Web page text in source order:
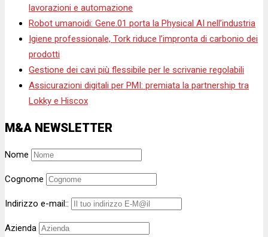
lavorazioni e automazione
Robot umanoidi: Gene.01 porta la Physical AI nell’industria
Igiene professionale, Tork riduce l’impronta di carbonio dei
prodotti
Gestione dei cavi più flessibile per le scrivanie regolabili
Assicurazioni digitali per PMI: premiata la partnership tra
Lokky e Hiscox
M&A NEWSLETTER
Nome
Cognome
Indirizzo e-mail::
Azienda